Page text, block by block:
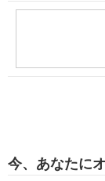
今、あなたに